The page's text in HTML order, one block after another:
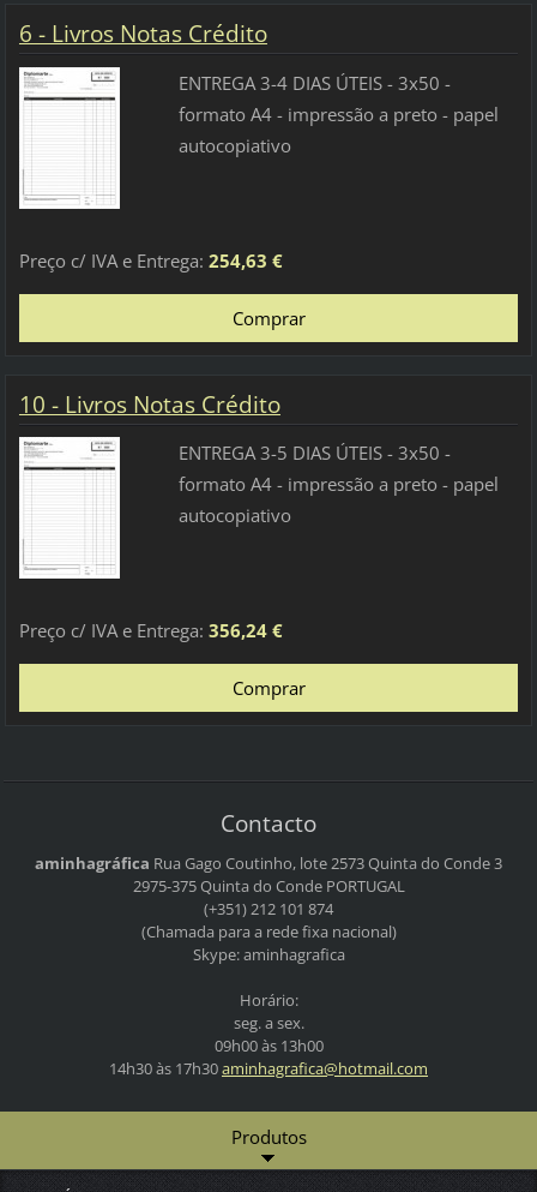
6 - Livros Notas Crédito
ENTREGA 3-4 DIAS ÚTEIS - 3x50 -
formato A4 - impressão a preto - papel
autocopiativo
Preço c/ IVA e Entrega: 254,63 €
10 - Livros Notas Crédito
ENTREGA 3-5 DIAS ÚTEIS - 3x50 -
formato A4 - impressão a preto - papel
autocopiativo
Preço c/ IVA e Entrega: 356,24 €
Contacto
aminhagráfica Rua Gago Coutinho, lote 2573Quinta do Conde 3
2975-375 Quinta do CondePORTUGAL
(+351) 212 101 874
(Chamada para a rede fixa nacional)
Skype: aminhagrafica
Horário:
seg. a sex.
09h00 às 13h00
14h30 às 17h30aminhagrafica@hotmail.com
Produtos